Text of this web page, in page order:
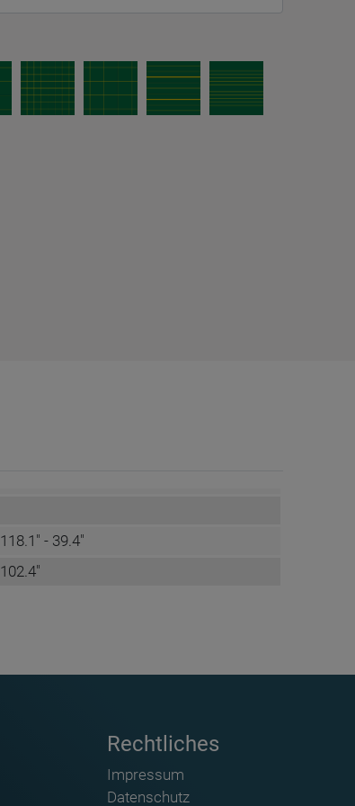
118.1" - 39.4"
102.4"
Rechtliches
Impressum
Datenschutz